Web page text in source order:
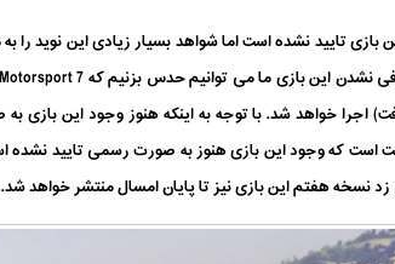
هفتم این بازی نیز تا پایان امسال منتشر خواهد شد.